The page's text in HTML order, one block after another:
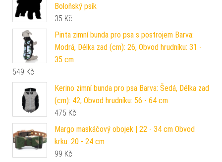
Boloňský psík
35 Kč
Pinta zimní bunda pro psa s postrojem Barva:
Modrá, Délka zad (cm): 26, Obvod hrudníku: 31 -
35 cm
549 Kč
Kerino zimní bunda pro psa Barva: Šedá, Délka zad
(cm): 42, Obvod hrudníku: 56 - 64 cm
475 Kč
Margo maskáčový obojek | 22 - 34 cm Obvod
krku: 20 - 24 cm
99 Kč